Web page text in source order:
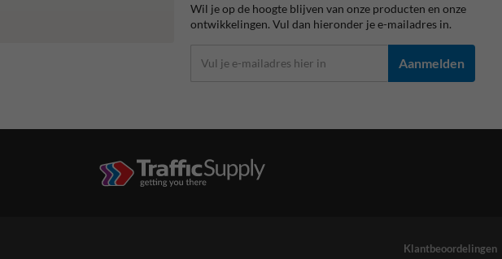
Wil je op de hoogte blijven van onze producten en onze
ontwikkelingen. Vul dan hieronder je e-mailadres in.
Aanmelden
Klantbeoordelingen